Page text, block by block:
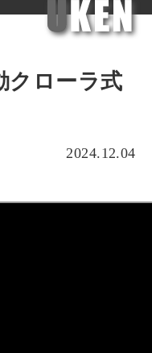
クローラ式
2024.12.04